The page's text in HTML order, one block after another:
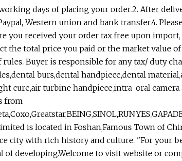
days of placing your order.2. After
Western union and bank transfer.4.
you received your order tax free upon
the total price you paid or the market value
Buyer is responsible for any tax/ duty
burs,dental handpiece,dental
cure,air turbine handpiece,intra-oral camera
from
is located in Foshan,Famous Town of
city with rich history and culture. "For your
developing.Welcome to visit website or